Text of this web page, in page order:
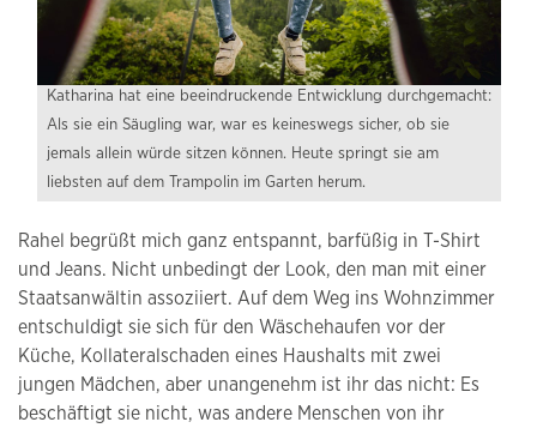
Katharina hat eine beeindruckende Entwicklung durchgemacht:
Als sie ein Säugling war, war es keineswegs sicher, ob sie
jemals allein würde sitzen können. Heute springt sie am
liebsten auf dem Trampolin im Garten herum.
Rahel begrüßt mich ganz entspannt, barfüßig in T-Shirt
und Jeans. Nicht unbedingt der Look, den man mit einer
Staatsanwältin assoziiert. Auf dem Weg ins Wohnzimmer
entschuldigt sie sich für den Wäschehaufen vor der
Küche, Kollateralschaden eines Haushalts mit zwei
jungen Mädchen, aber unangenehm ist ihr das nicht: Es
beschäftigt sie nicht, was andere Menschen von ihr